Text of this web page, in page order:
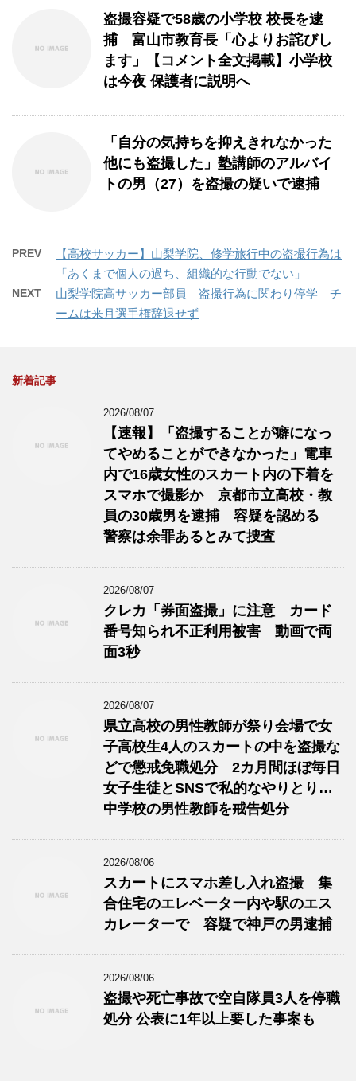
盗撮容疑で58歳の小学校 校長を逮
捕 富山市教育長「心よりお詫びし
ます」【コメント全文掲載】小学校
は今夜 保護者に説明へ
「自分の気持ちを抑えきれなかった
他にも盗撮した」塾講師のアルバイ
トの男（27）を盗撮の疑いで逮捕
PREV
【高校サッカー】山梨学院、修学旅行中の盗撮行為は
「あくまで個人の過ち、組織的な行動でない」
NEXT
山梨学院高サッカー部員 盗撮行為に関わり停学 チ
ームは来月選手権辞退せず
新着記事
2026/08/07
【速報】「盗撮することが癖になっ
てやめることができなかった」電車
内で16歳女性のスカート内の下着を
スマホで撮影か 京都市立高校・教
員の30歳男を逮捕 容疑を認める
警察は余罪あるとみて捜査
2026/08/07
クレカ「券面盗撮」に注意 カード
番号知られ不正利用被害 動画で両
面3秒
2026/08/07
県立高校の男性教師が祭り会場で女
子高校生4人のスカートの中を盗撮な
どで懲戒免職処分 2カ月間ほぼ毎日
女子生徒とSNSで私的なやりとり…
中学校の男性教師を戒告処分
2026/08/06
スカートにスマホ差し入れ盗撮 集
合住宅のエレベーター内や駅のエス
カレーターで 容疑で神戸の男逮捕
2026/08/06
盗撮や死亡事故で空自隊員3人を停職
処分 公表に1年以上要した事案も